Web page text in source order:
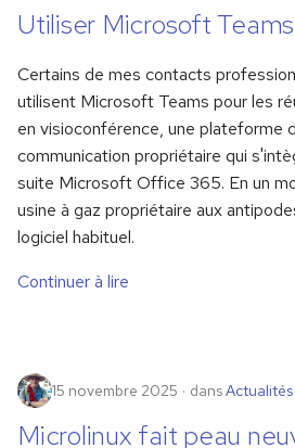
Utiliser Microsoft
Certains de mes contacts
utilisent Microsoft Teams pour les
en visioconférence, une plateforme
communication propriétaire qui
suite Microsoft Office 365. En un
usine à gaz propriétaire aux
logiciel habituel.
Continuer à lire
15 novembre 2025 dansActualités
Microlinux fait peau